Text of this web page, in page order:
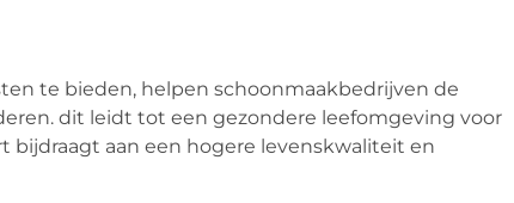
te bieden, helpen schoonmaakbedrijven de
dit leidt tot een gezondere leefomgeving voor
bijdraagt aan een hogere levenskwaliteit en